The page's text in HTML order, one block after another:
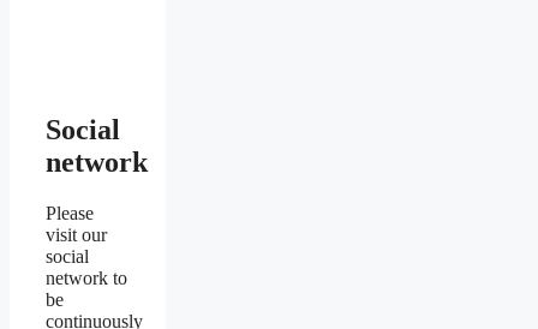
Social
network
Please
visit our
social
network to
be
continuously